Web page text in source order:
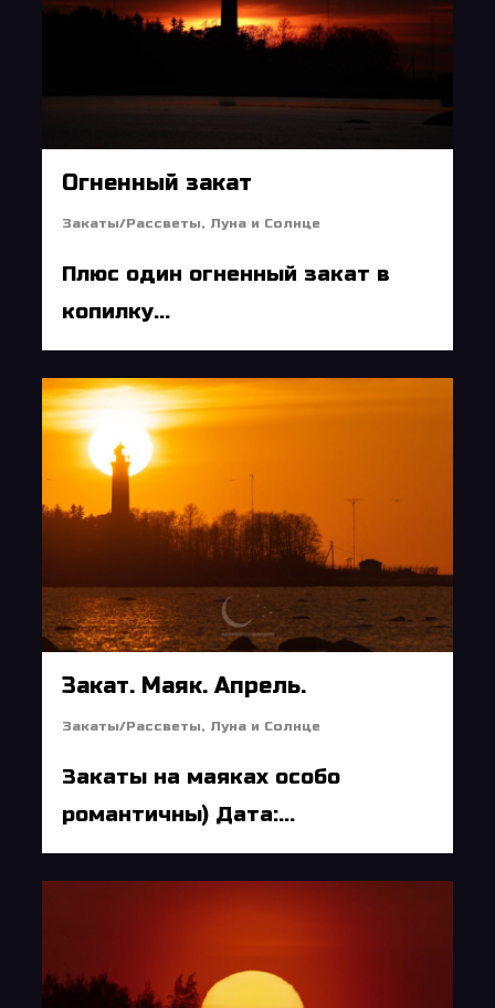
Огненный закат
Закаты/Рассветы, Луна и Солнце
Плюс один огненный закат в
копилку...
Закат. Маяк. Апрель.
Закаты/Рассветы, Луна и Солнце
Закаты на маяках особо
романтичны) Дата:...
5